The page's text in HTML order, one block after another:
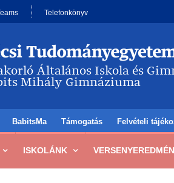
Telefonkönyv
BabitsMa Támogatás Felvételi
ISKOLÁNK